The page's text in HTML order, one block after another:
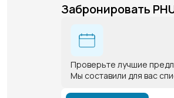
Забронировать
Проверьте лучшие
Мы составили для вас